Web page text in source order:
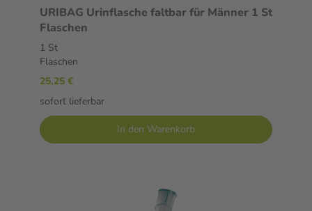
URIBAG Urinflasche faltbar für Männer 1 St
Flaschen
1 St
Flaschen
25,25 €
sofort lieferbar
In den Warenkorb